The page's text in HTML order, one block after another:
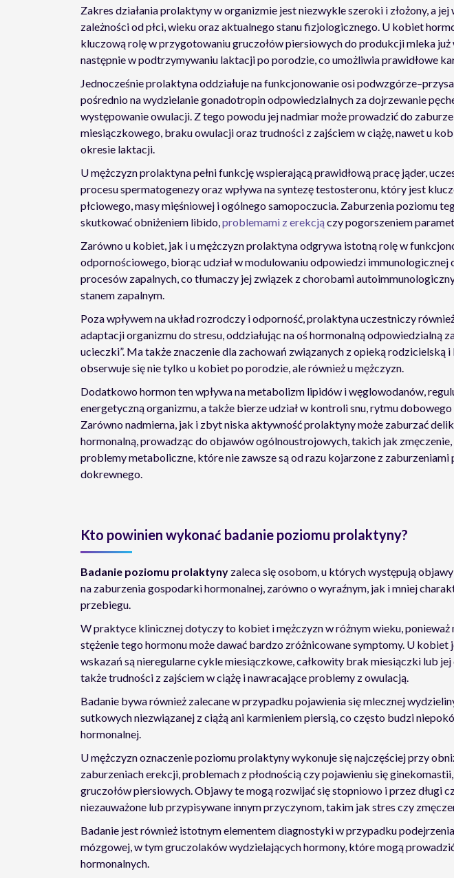
Zakres działania prolaktyny w organizmie jest niezwykle szeroki i złożony, a jej
zależności od płci, wieku oraz aktualnego stanu fizjologicznego. U kobiet
kluczową rolę w przygotowaniu gruczołów piersiowych do produkcji mleka już
następnie w podtrzymywaniu laktacji po porodzie, co umożliwia prawidłowe
Jednocześnie prolaktyna oddziałuje na funkcjonowanie osi
pośrednio na wydzielanie gonadotropin odpowiedzialnych za dojrzewanie
występowanie owulacji. Z tego powodu jej nadmiar może prowadzić do
miesiączkowego, braku owulacji oraz trudności z zajściem w ciążę, nawet u
okresie laktacji.
U mężczyzn prolaktyna pełni funkcję wspierającą prawidłową pracę jąder,
procesu spermatogenezy oraz wpływa na syntezę testosteronu, który jest
płciowego, masy mięśniowej i ogólnego samopoczucia. Zaburzenia poziomu
skutkować obniżeniem libido,problemami z erekcją czy pogorszeniem
Zarówno u kobiet, jak i u mężczyzn prolaktyna odgrywa istotną rolę w
odpornościowego, biorąc udział w modulowaniu odpowiedzi immunologicznej
procesów zapalnych, co tłumaczy jej związek z chorobami
stanem zapalnym.
Poza wpływem na układ rozrodczy i odporność, prolaktyna uczestniczy
adaptacji organizmu do stresu, oddziałując na oś hormonalną odpowiedzialną
ucieczki”. Ma także znaczenie dla zachowań związanych z opieką rodzicielską
obserwuje się nie tylko u kobiet po porodzie, ale również u mężczyzn.
Dodatkowo hormon ten wpływa na metabolizm lipidów i węglowodanów,
energetyczną organizmu, a także bierze udział w kontroli snu, rytmu
Zarówno nadmierna, jak i zbyt niska aktywność prolaktyny może zaburzać
hormonalną, prowadząc do objawów ogólnoustrojowych, takich jak
problemy metaboliczne, które nie zawsze są od razu kojarzone z zaburzeniami
dokrewnego.
Kto powinien wykonać badanie poziomu prolaktyny?
Badanie poziomu prolaktyny zaleca się osobom, u których występują
na zaburzenia gospodarki hormonalnej, zarówno o wyraźnym, jak i mniej
przebiegu.
W praktyce klinicznej dotyczy to kobiet i mężczyzn w różnym wieku, ponieważ
stężenie tego hormonu może dawać bardzo zróżnicowane symptomy. U kobiet
wskazań są nieregularne cykle miesiączkowe, całkowity brak miesiączki lub jej
także trudności z zajściem w ciążę i nawracające problemy z owulacją.
Badanie bywa również zalecane w przypadku pojawienia się mlecznej
sutkowych niezwiązanej z ciążą ani karmieniem piersią, co często budzi
hormonalnej.
U mężczyzn oznaczenie poziomu prolaktyny wykonuje się najczęściej przy
zaburzeniach erekcji, problemach z płodnością czy pojawieniu się
gruczołów piersiowych. Objawy te mogą rozwijać się stopniowo i przez długi
niezauważone lub przypisywane innym przyczynom, takim jak stres czy
Badanie jest również istotnym elementem diagnostyki w przypadku
mózgowej, w tym gruczolaków wydzielających hormony, które mogą
hormonalnych.